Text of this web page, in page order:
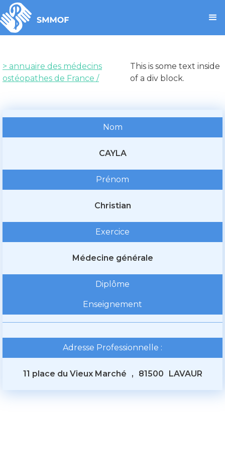
> annuaire des médecins
ostéopathes de France /
This is some text inside
of a div block.
Nom
CAYLA
Prénom
Christian
Exercice
Médecine générale
Diplôme
Enseignement
Adresse Professionnelle :
11 place du Vieux Marché , 81500 LAVAUR